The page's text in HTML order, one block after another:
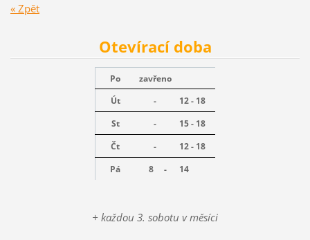
« Zpět
Otevírací doba
Po
zavřeno
Út
-
12 - 18
St
-
15 - 18
Čt
-
12 - 18
Pá
8 - 14
+ každou 3. sobotu v měsíci